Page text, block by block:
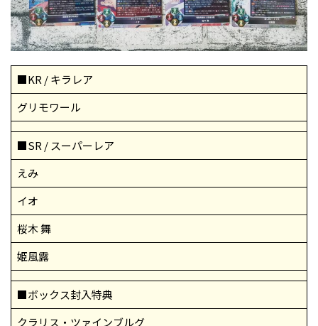
■KR / キラレア
グリモワール
■SR / スーパーレア
えみ
イオ
桜木 舞
姫風露
■ボックス封入特典
クラリス・ツァインブルグ